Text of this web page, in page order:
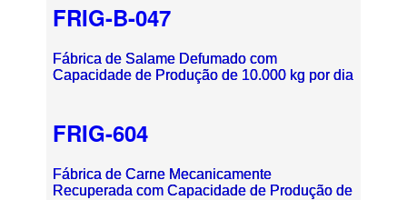
FRIG-B-047
Fábrica de Salame Defumado com
Capacidade de Produção de 10.000 kg por dia
FRIG-604
Fábrica de Carne Mecanicamente
Recuperada com Capacidade de Produção de